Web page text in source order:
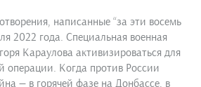
написанные “за эти восемь
2022 года. Специальная военная
Караулова активизироваться для
операции. Когда против России
— в горячей фазе на Донбассе, в